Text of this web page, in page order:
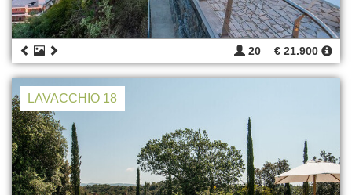
20 € 21.900
LAVACCHIO 18